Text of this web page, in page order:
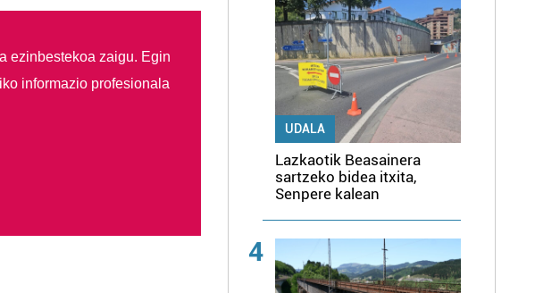
ezinbestekoa zaigu. Egin
informazio profesionala
UDALA
Lazkaotik Beasainera
sartzeko bidea itxita,
Senpere kalean
4